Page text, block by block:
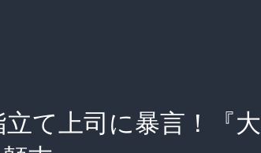
て上司に暴言！『大